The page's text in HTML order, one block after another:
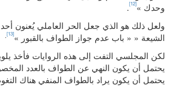
وحدك »[12]
.
ولعل ذلك هو الذي جعل الحر العاملي يُعنون
الشيعة « « باب عدم جواز الطواف بالقبور »[13]
.
لكن المجلسي التفت إلى هذه الروايات فأخذ
يحتمل أن يكون النهي عن الطواف بالعدد
يحتمل أن يكون يراد بالطواف المنفي هناك